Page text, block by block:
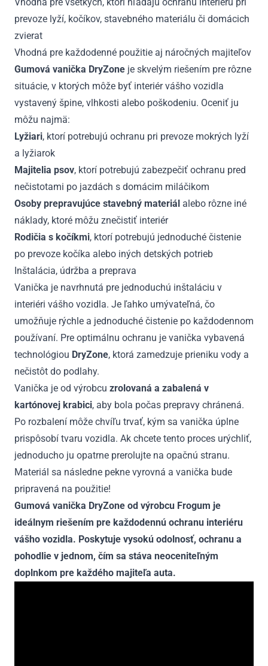
prevoze lyží, kočíkov, stavebného materiálu či domácich
zvierat
Vhodná pre každodenné použitie aj náročných majiteľov
Gumová vanička DryZone je skvelým riešením pre rôzne
situácie, v ktorých môže byť interiér vášho vozidla
vystavený špine, vlhkosti alebo poškodeniu. Oceniť ju
môžu najmä:
Lyžiari, ktorí potrebujú ochranu pri prevoze mokrých lyží
a lyžiarok
Majitelia psov, ktorí potrebujú zabezpečiť ochranu pred
nečistotami po jazdách s domácim miláčikom
Osoby prepravujúce stavebný materiál alebo rôzne iné
náklady, ktoré môžu znečistiť interiér
Rodičia s kočíkmi, ktorí potrebujú jednoduché čistenie
po prevoze kočíka alebo iných detských potrieb
Inštalácia, údržba a preprava
Vanička je navrhnutá pre jednoduchú inštaláciu v
interiéri vášho vozidla. Je ľahko umývateľná, čo
umožňuje rýchle a jednoduché čistenie po každodennom
používaní. Pre optimálnu ochranu je vanička vybavená
technológiou DryZone, ktorá zamedzuje prieniku vody a
nečistôt do podlahy.
Vanička je od výrobcu zrolovaná a zabalená v
kartónovej krabici, aby bola počas prepravy chránená.
Po rozbalení môže chvíľu trvať, kým sa vanička úplne
prispôsobí tvaru vozidla. Ak chcete tento proces urýchliť,
jednoducho ju opatrne prerolujte na opačnú stranu.
Materiál sa následne pekne vyrovná a vanička bude
pripravená na použitie!
Gumová vanička DryZone od výrobcu Frogum je
ideálnym riešením pre každodennú ochranu interiéru
vášho vozidla. Poskytuje vysokú odolnosť, ochranu a
pohodlie v jednom, čím sa stáva neoceniteľným
doplnkom pre každého majiteľa auta.